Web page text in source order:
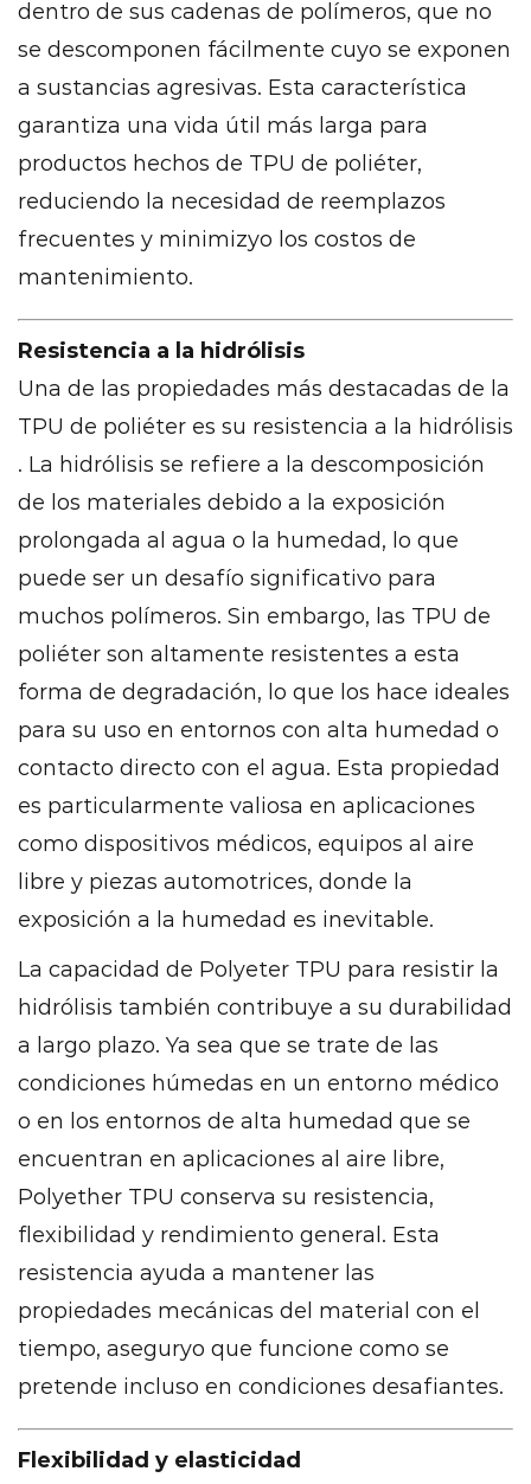
dentro de sus cadenas de polímeros, que no
se descomponen fácilmente cuyo se exponen
a sustancias agresivas. Esta característica
garantiza una vida útil más larga para
productos hechos de TPU de poliéter,
reduciendo la necesidad de reemplazos
frecuentes y minimizyo los costos de
mantenimiento.
Resistencia a la hidrólisis
Una de las propiedades más destacadas de la
TPU de poliéter es su resistencia a la hidrólisis
. La hidrólisis se refiere a la descomposición
de los materiales debido a la exposición
prolongada al agua o la humedad, lo que
puede ser un desafío significativo para
muchos polímeros. Sin embargo, las TPU de
poliéter son altamente resistentes a esta
forma de degradación, lo que los hace ideales
para su uso en entornos con alta humedad o
contacto directo con el agua. Esta propiedad
es particularmente valiosa en aplicaciones
como dispositivos médicos, equipos al aire
libre y piezas automotrices, donde la
exposición a la humedad es inevitable.
La capacidad de Polyeter TPU para resistir la
hidrólisis también contribuye a su durabilidad
a largo plazo. Ya sea que se trate de las
condiciones húmedas en un entorno médico
o en los entornos de alta humedad que se
encuentran en aplicaciones al aire libre,
Polyether TPU conserva su resistencia,
flexibilidad y rendimiento general. Esta
resistencia ayuda a mantener las
propiedades mecánicas del material con el
tiempo, aseguryo que funcione como se
pretende incluso en condiciones desafiantes.
Flexibilidad y elasticidad